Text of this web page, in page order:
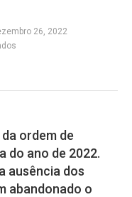
26, 2022
ordem de
do ano de 2022.
ausência dos
abandonado o